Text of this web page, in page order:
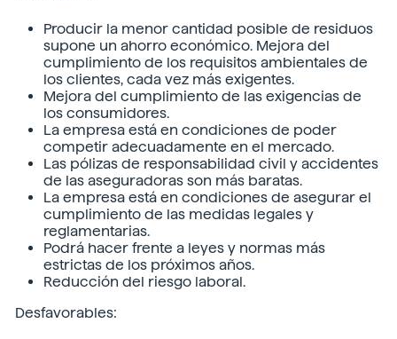
Producir la menor cantidad posible de residuos
supone un ahorro económico. Mejora del
cumplimiento de los requisitos ambientales de
los clientes, cada vez más exigentes.
Mejora del cumplimiento de las exigencias de
los consumidores.
La empresa está en condiciones de poder
competir adecuadamente en el mercado.
Las pólizas de responsabilidad civil y accidentes
de las aseguradoras son más baratas.
La empresa está en condiciones de asegurar el
cumplimiento de las medidas legales y
reglamentarias.
Podrá hacer frente a leyes y normas más
estrictas de los próximos años.
Reducción del riesgo laboral.
Desfavorables: